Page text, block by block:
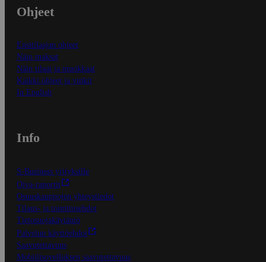
Ohjeet
Ensitilaajan ohjeet
Näin maksat
Näin tilaat ja muokkaat
Kaikki ohjeet ja vinkit
In English
Info
S-Business yrityksille
Oiva-raportit
Osuuskauppojen yhteystiedot
Tilaus- ja toimitusehdot
Tietosuojakäytäntö
Palvelun käyttöehdot
Saavutettavuus
Mobiilisovelluksen saavutettavuus